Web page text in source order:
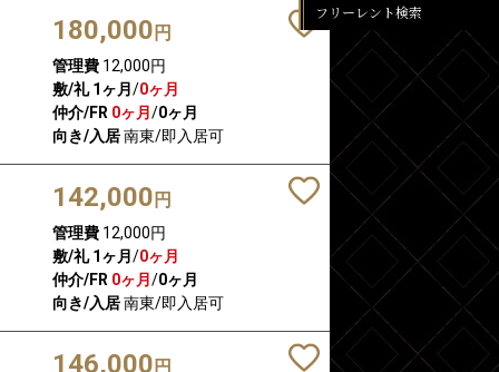
180,000 円
管理費12,000円
敷/礼 1ヶ月 /0ヶ月
仲介/FR 0ヶ月 /0ヶ月
向き/入居南東/即入居可
142,000 円
管理費12,000円
敷/礼 1ヶ月 /0ヶ月
仲介/FR 0ヶ月 /0ヶ月
向き/入居南東/即入居可
146,000 円
フリーレント検索